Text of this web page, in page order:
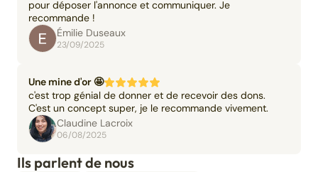
pour déposer l'annonce et communiquer. Je
recommande !
Émilie Duseaux
23/09/2025
Une mine d'or 🤩
c'est trop génial de donner et de recevoir des dons.
C'est un concept super, je le recommande vivement.
Claudine Lacroix
06/08/2025
Ils parlent de nous